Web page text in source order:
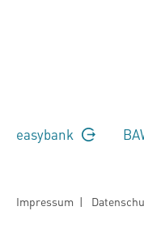
easybank
Impressum |